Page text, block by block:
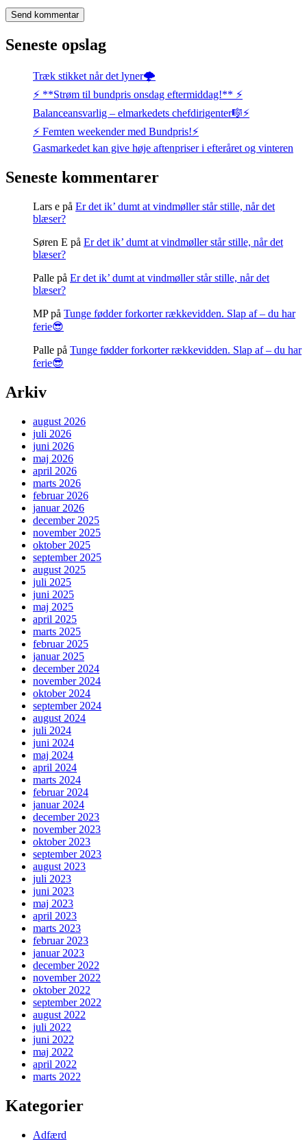
Seneste opslag
Træk stikket når det lyner🌩️
⚡️ **Strøm til bundpris onsdag eftermiddag!** ⚡️
Balanceansvarlig – elmarkedets chefdirigenter🎼⚡
⚡️ Femten weekender med Bundpris!⚡️
Gasmarkedet kan give høje aftenpriser i efteråret og vinteren
Seneste kommentarer
Lars e på Er det ik’ dumt at vindmøller står stille, når det
blæser?
Søren E på Er det ik’ dumt at vindmøller står stille, når det
blæser?
Palle på Er det ik’ dumt at vindmøller står stille, når det
blæser?
MPpå Tunge fødder forkorter rækkevidden. Slap af – du har
ferie😎
Palle på Tunge fødder forkorter rækkevidden. Slap af – du har
ferie😎
Arkiv
august 2026
juli 2026
juni 2026
maj 2026
april 2026
marts 2026
februar 2026
januar 2026
december 2025
november 2025
oktober 2025
september 2025
august 2025
juli 2025
juni 2025
maj 2025
april 2025
marts 2025
februar 2025
januar 2025
december 2024
november 2024
oktober 2024
september 2024
august 2024
juli 2024
juni 2024
maj 2024
april 2024
marts 2024
februar 2024
januar 2024
december 2023
november 2023
oktober 2023
september 2023
august 2023
juli 2023
juni 2023
maj 2023
april 2023
marts 2023
februar 2023
januar 2023
december 2022
november 2022
oktober 2022
september 2022
august 2022
juli 2022
juni 2022
maj 2022
april 2022
marts 2022
Kategorier
Adfærd